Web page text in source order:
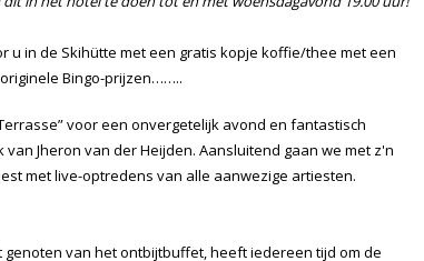
u in de Skihütte met een gratis kopje koffie/thee met een
Bingo-prijzen……..
voor een onvergetelijk avond en fantastisch
Jheron van der Heijden. Aansluitend gaan we met z'n
met live-optredens van alle aanwezige artiesten.
van het ontbijtbuffet, heeft iedereen tijd om de